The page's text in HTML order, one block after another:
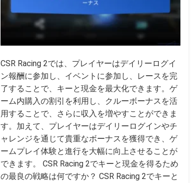
CSR Racing 2では、プレイヤーはデイリーログイ
ン報酬に参加し、イベントに参加し、レースを完
了することで、キーと現金を最大化できます。ゲ
ーム内購入の割引を利用し、クルーボーナスを活
用することで、さらに収入を増やすことができま
す。加えて、プレイヤーはデイリーログインやチ
ャレンジを通じて貴重なボーナスを獲得でき、ゲ
ームプレイ体験と進行を大幅に向上させることが
できます。 CSR Racing 2でキーと現金を得るため
の最良の戦略は何ですか？ CSR Racing 2でキーと